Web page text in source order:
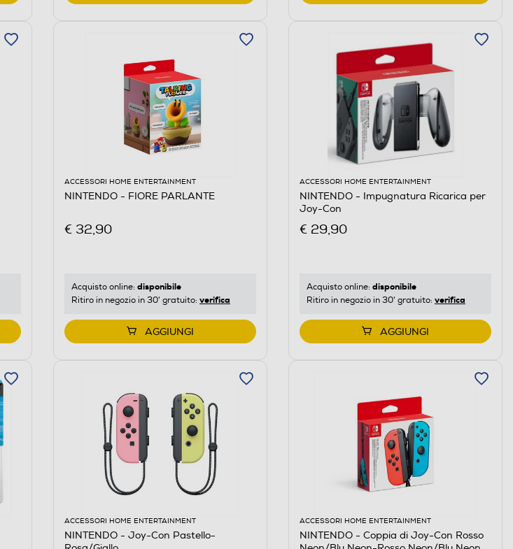
ACCESSORI HOME ENTERTAINMENT
NINTENDO - FIORE PARLANTE
€ 32,90
Acquisto online: disponibile
Ritiro in negozio in 30' gratuito: verifica
AGGIUNGI
ACCESSORI HOME ENTERTAINMENT
NINTENDO - Impugnatura Ricarica per
Joy-Con
€ 29,90
Acquisto online: disponibile
Ritiro in negozio in 30' gratuito: verifica
AGGIUNGI
ACCESSORI HOME ENTERTAINMENT
NINTENDO - Joy-Con Pastello-
ACCESSORI HOME ENTERTAINMENT
NINTENDO - Coppia di Joy-Con Rosso